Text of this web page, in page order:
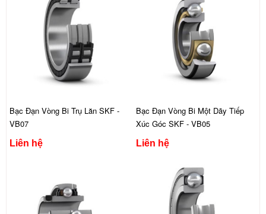
Bạc Đạn Vòng Bi Trụ Lăn SKF -
VB07
Liên hệ
Bạc Đạn Vòng Bi Một Dãy Tiếp
Xúc Góc SKF - VB05
Liên hệ